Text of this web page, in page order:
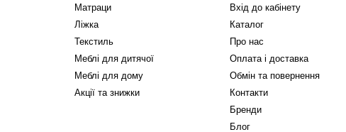
Матраци
Ліжка
Текстиль
Меблі для дитячої
Меблі для дому
Акції та знижки
Вхід до кабінету
Каталог
Про нас
Оплата і доставка
Обмін та повернення
Контакти
Бренди
Блог